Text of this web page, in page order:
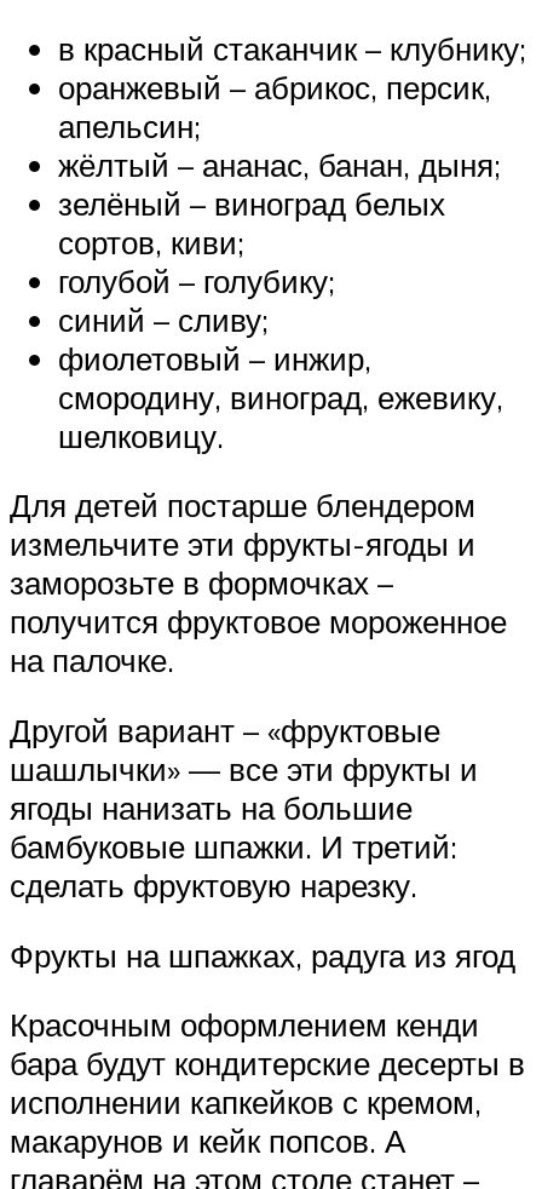
в красный стаканчик – клубнику;
оранжевый – абрикос, персик,
апельсин;
жёлтый – ананас, банан, дыня;
зелёный – виноград белых
сортов, киви;
голубой – голубику;
синий – сливу;
фиолетовый – инжир,
смородину, виноград, ежевику,
шелковицу.
Для детей постарше блендером
измельчите эти фрукты-ягоды и
заморозьте в формочках –
получится фруктовое мороженное
на палочке.
Другой вариант – «фруктовые
шашлычки» — все эти фрукты и
ягоды нанизать на большие
бамбуковые шпажки. И третий:
сделать фруктовую нарезку.
Фрукты на шпажках, радуга из ягод
Красочным оформлением кенди
бара будут кондитерские десерты в
исполнении капкейков с кремом,
макарунов и кейк попсов. А
главарём на этом столе станет –